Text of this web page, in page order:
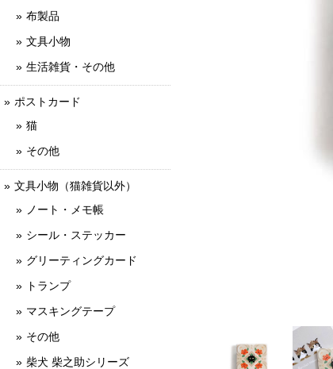
布製品
文具小物
生活雑貨・その他
ポストカード
猫
その他
文具小物（猫雑貨以外）
ノート・メモ帳
シール・ステッカー
グリーティングカード
トランプ
マスキングテープ
その他
柴犬 柴之助シリーズ